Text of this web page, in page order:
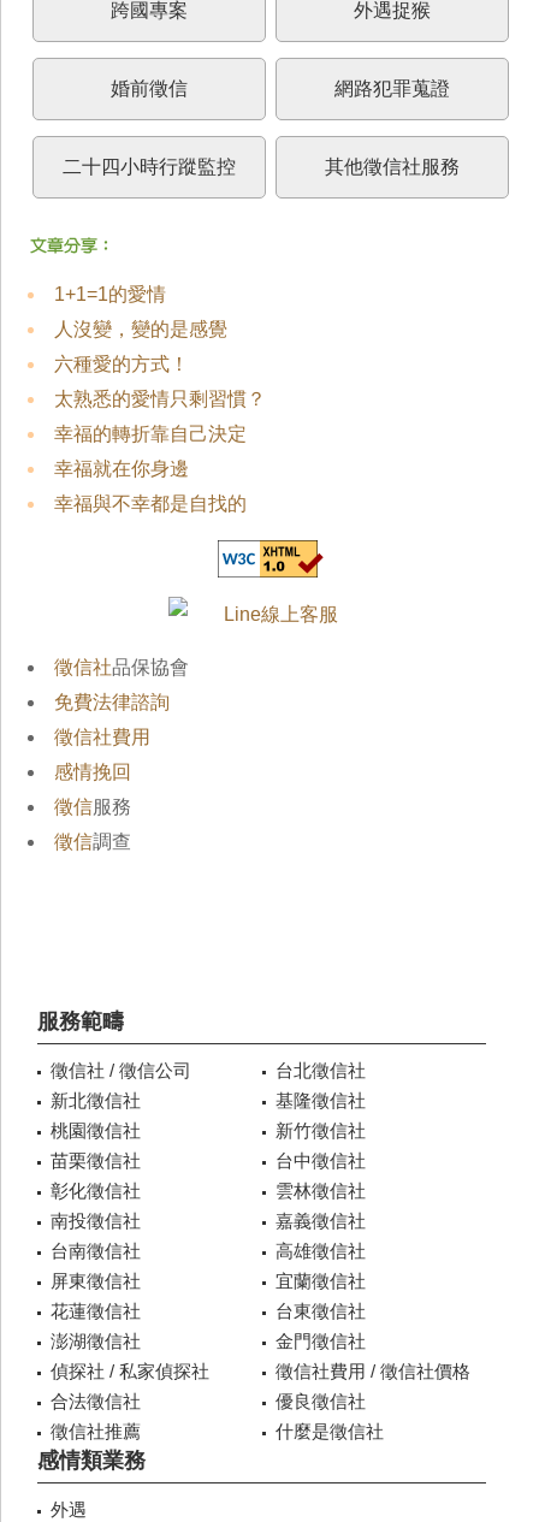
跨國專案 外遇捉猴
婚前徵信 網路犯罪蒐證
二十四小時行蹤監控 其他徵信社服務
1+1=1的愛情
人沒變，變的是感覺
六種愛的方式！
太熟悉的愛情只剩習慣？
幸福的轉折靠自己決定
幸福就在你身邊
幸福與不幸都是自找的
徵信社品保協會
免費法律諮詢
徵信社費用
感情挽回
徵信服務
徵信調查
服務範疇
徵信社 / 徵信公司
台北徵信社
新北徵信社
基隆徵信社
桃園徵信社
新竹徵信社
苗栗徵信社
台中徵信社
彰化徵信社
雲林徵信社
南投徵信社
嘉義徵信社
台南徵信社
高雄徵信社
屏東徵信社
宜蘭徵信社
花蓮徵信社
台東徵信社
澎湖徵信社
金門徵信社
偵探社 / 私家偵探社
徵信社費用 / 徵信社價格
合法徵信社
優良徵信社
徵信社推薦
什麼是徵信社
感情類業務
外遇